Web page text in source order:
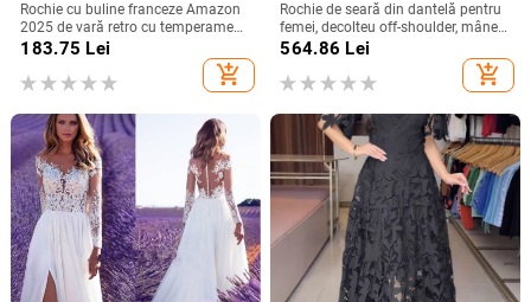
Rochie cu buline franceze Amazon
2025 de vară retro cu temperament
nou, talie subțire, fustă pentru femei
183.75 Lei
add_shopping_cart
Rochie de seară din dantelă pentru
femei, decolteu off-shoulder, mâneci
scurte, croială în A, talie înaltă,
564.86 Lei
add_shopping_cart